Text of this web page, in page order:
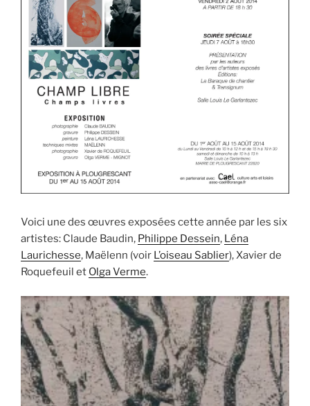
Voici une des œuvres exposées cette année par les six
artistes: Claude Baudin, Philippe Dessein, Léna
Laurichesse, Maëlenn (voir L’oiseau Sablier), Xavier de
Roquefeuil et Olga Verme.